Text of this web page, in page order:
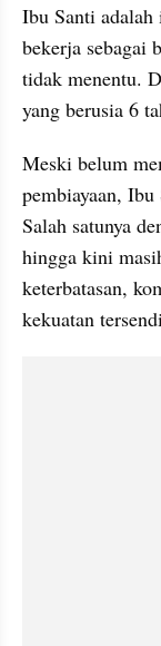
Ibu Santi adalah
bekerja sebagai
tidak menentu.
yang berusia 6
Meski belum
pembiayaan,
Salah satunya
hingga kini
keterbatasan,
kekuatan